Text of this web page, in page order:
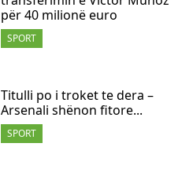
SPORT
për 40 milionë euro
SPORT
Titulli po i troket te dera –
Arsenali shënon fitore...